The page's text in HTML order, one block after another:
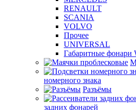
RENAULT
SCANIA
VOLVO
Прочее
UNIVERSAL
Габаритные фонари
номерного знака
Разъёмы
задних фонарей